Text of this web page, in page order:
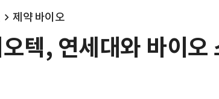
제약 바이오
텍, 연세대와 바이오